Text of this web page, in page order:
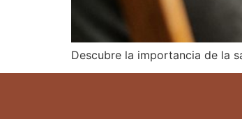
Descubre la importancia de la